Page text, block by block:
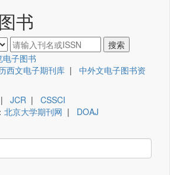
书
电子图书
西文电子期刊库 | 中外文电子图书资
| JCR | CSSCI
北京大学期刊网 | DOAJ